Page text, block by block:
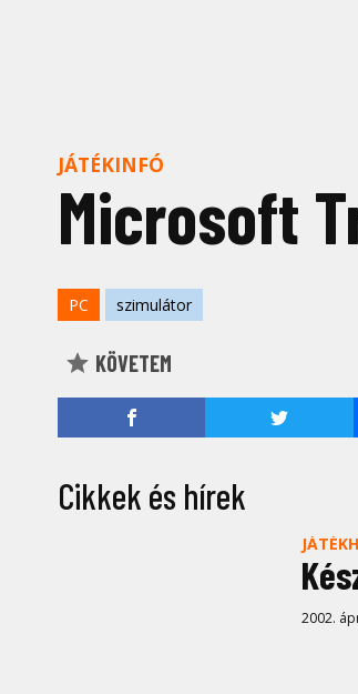
JÁTÉKINFÓ
Microsoft
PC szimulátor
KÖVETEM
Cikkek és hírek
2002.